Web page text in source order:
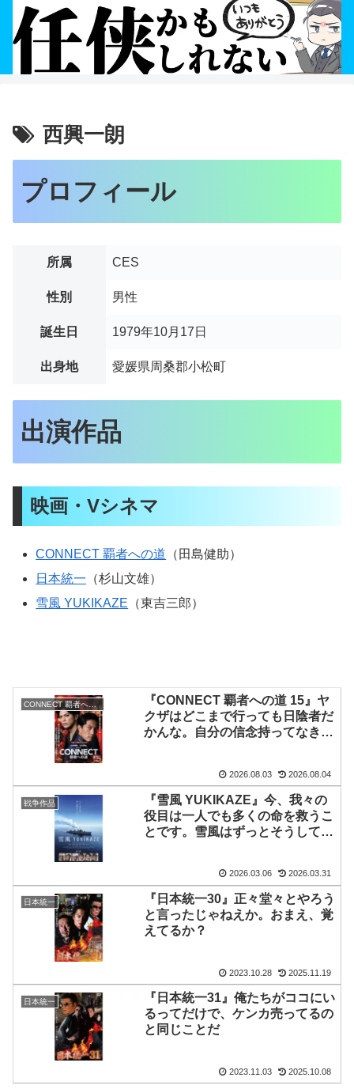
西興一朗
プロフィール
所属 CES
性別 男性
誕生日 1979年10月17日
出身地 愛媛県周桑郡小松町
出演作品
映画・Vシネマ
CONNECT 覇者への道 （田島健助）
日本統一 （杉山文雄）
雪風 YUKIKAZE （東吉三郎）
CONNECT 覇者への道
『CONNECT 覇者への道 15』ヤ
クザはどこまで行っても日陰者だ
かんな。自分の信念持ってなきゃ
2026.08.03 2026.08.04
戦争作品
『雪風 YUKIKAZE』今、我々の
役目は一人でも多くの命を救うこ
とです。雪風はずっとそうしてき
2026.03.06 2026.03.31
日本統一
『日本統一30』正々堂々とやろう
と言ったじゃねえか。おまえ、覚
えてるか？
2023.10.28 2025.11.19
日本統一
『日本統一31』俺たちがココにい
るってだけで、ケンカ売ってるの
と同じことだ
2023.11.03 2025.10.08